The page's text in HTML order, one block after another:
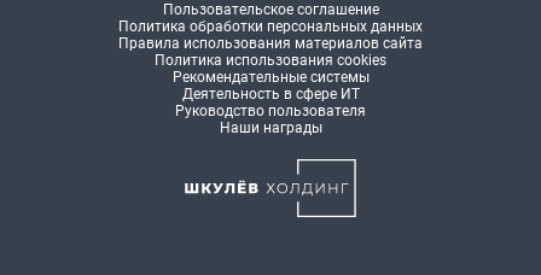
Пользовательское соглашение
Политика обработки персональных данных
Правила использования материалов сайта
Политика использования cookies
Рекомендательные системы
Деятельность в сфере ИТ
Руководство пользователя
Наши награды